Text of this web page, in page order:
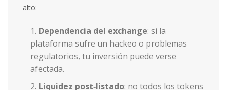
alto:
Dependencia del exchange: si la
plataforma sufre un hackeo o problemas
regulatorios, tu inversión puede verse
afectada.
Liquidez post‑listado: no todos los tokens